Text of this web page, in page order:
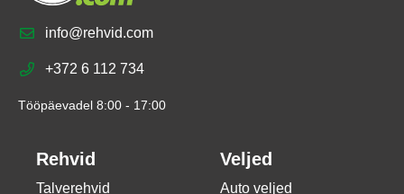
info@rehvid.com
+372 6 112 734
Tööpäevadel 8:00 - 17:00
Rehvid
Talverehvid
Veljed
Auto veljed